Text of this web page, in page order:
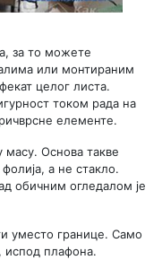
за то можете
или монтираним
целог листа.
током рада на
елементе.
масу. Основа такве
а не стакло.
обичним огледалом је
уместо границе. Само
плафона.